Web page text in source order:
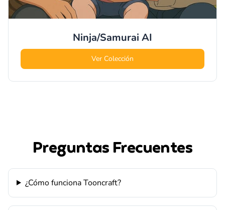
Ninja/Samurai AI
Ver Colección
Preguntas Frecuentes
¿Cómo funciona Tooncraft?